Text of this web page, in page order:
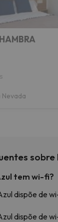
Nevada
sobre
tem wi-fi?
dispõe de
dispõe de